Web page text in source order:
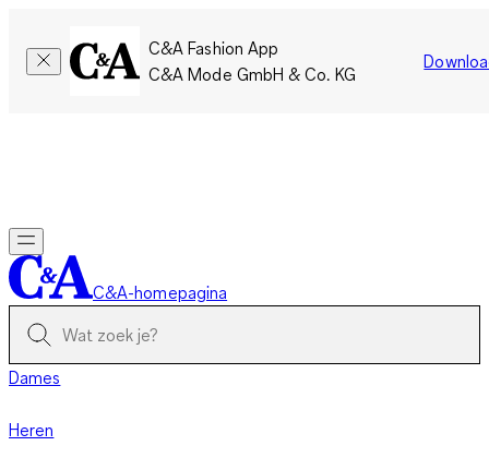
C&A Fashion App
C&A Mode GmbH & Co. KG
C&A-homepagina
Dames
Heren